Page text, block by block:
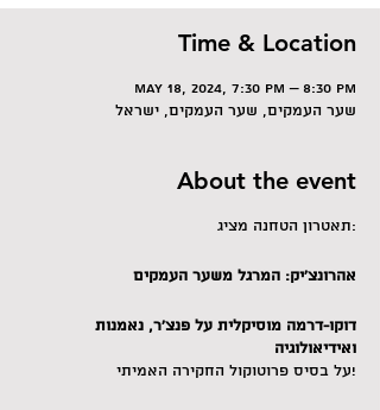
Time & Location
May 18, 2024, 7:30 PM – 8:30 PM
שער העמקים, שער העמקים, ישראל
About the event
תאטרון הטחנה מציג:
אהרונצ'יק: המרגל משער העמקים
דוקו-דרמה מוסיקלית על פנצ'ר, נאמנות
ואידיאולוגיה
על בסיס פרוטוקול החקירה האמיתי!